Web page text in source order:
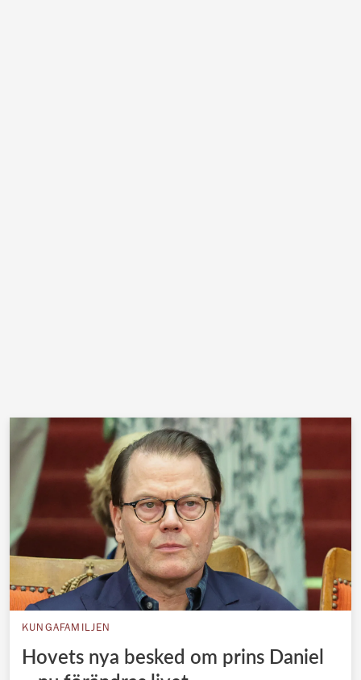
KUNGAFAMILJEN
Hovets nya besked om prins Daniel